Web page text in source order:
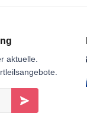
aktuelle.